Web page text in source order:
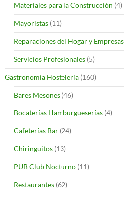
Materiales para la Construcción (4)
Mayoristas (11)
Reparaciones del Hogar y Empresas
Servicios Profesionales (5)
Gastronomía Hostelería (160)
Bares Mesones (46)
Bocaterías Hamburgueserías (4)
Cafeterías Bar (24)
Chiringuitos (13)
PUB Club Nocturno (11)
Restaurantes (62)